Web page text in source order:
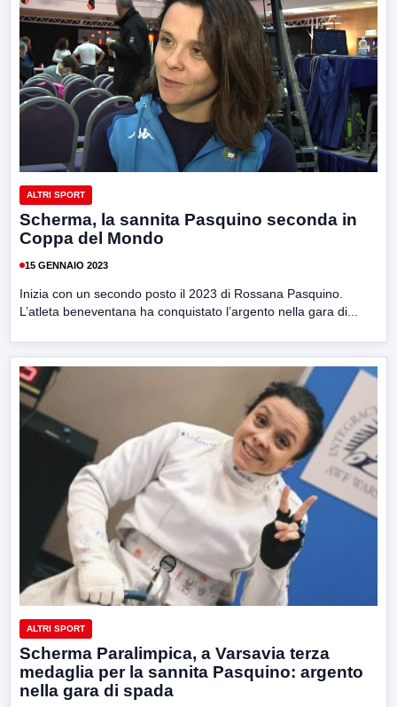
ALTRI SPORT
Scherma, la sannita Pasquino seconda in
Coppa del Mondo
15 GENNAIO 2023
Inizia con un secondo posto il 2023 di Rossana Pasquino.
L’atleta beneventana ha conquistato l’argento nella gara di...
ALTRI SPORT
Scherma Paralimpica, a Varsavia terza
medaglia per la sannita Pasquino: argento
nella gara di spada